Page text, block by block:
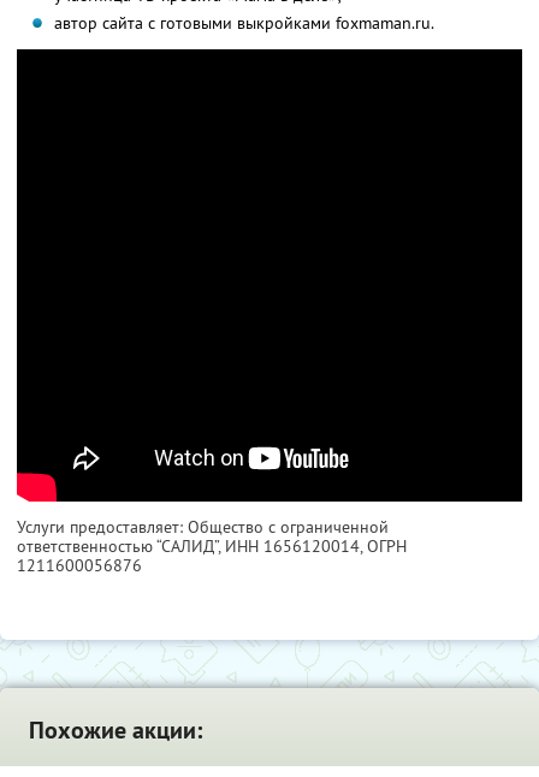
автор сайта с готовыми выкройками foxmaman.ru.
Услуги предоставляет: Общество с ограниченной
ответственностью “САЛИД”, ИНН 1656120014, ОГРН
1211600056876
Похожие акции: